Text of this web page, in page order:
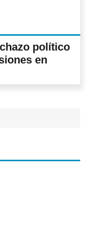
político
en